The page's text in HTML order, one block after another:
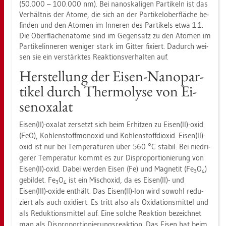
(50.000 – 100.000 nm). Bei na­nos­ka­li­gen Par­ti­keln ist das
Ver­hält­nis der Atome, die sich an der Par­ti­kel­ober­flä­che be­
fin­den und den Ato­men im In­ne­ren des Par­ti­kels etwa 1:1.
Die Ober­flä­chen­ato­me sind im Ge­gen­satz zu den Ato­men im
Par­ti­kel­in­ne­ren we­ni­ger stark im Git­ter fi­xiert. Da­durch wei­
sen sie ein ver­stärk­tes Re­ak­ti­ons­ver­hal­ten auf.
Her­stel­lung der Eisen-Na­no­par­
ti­kel durch Ther­m­o­ly­se von Ei­
sen­oxa­lat
Eisen(II)-oxa­lat zer­setzt sich beim Er­hit­zen zu Eisen(II)-oxid
(FeO), Koh­len­stoff­mon­oxid und Koh­len­stoff­di­oxid. Eisen(II)-
oxid ist nur bei Tem­pe­ra­tu­ren über 560 °C sta­bil. Bei nied­ri­
ge­rer Tem­pe­ra­tur kommt es zur Dis­pro­por­tio­nie­rung von
Eisen(II)-oxid. Dabei wer­den Eisen (Fe) und Ma­gne­tit (Fe3O4)
ge­bil­det. Fe3O4 ist ein Misch­oxid, da es Eisen(II)- und
Eisen(III)-oxide ent­hält. Das Eisen(II)-Ion wird so­wohl re­du­
ziert als auch oxi­diert. Es tritt also als Oxi­da­ti­ons­mit­tel und
als Re­duk­ti­ons­mit­tel auf. Eine sol­che Re­ak­ti­on be­zeich­net